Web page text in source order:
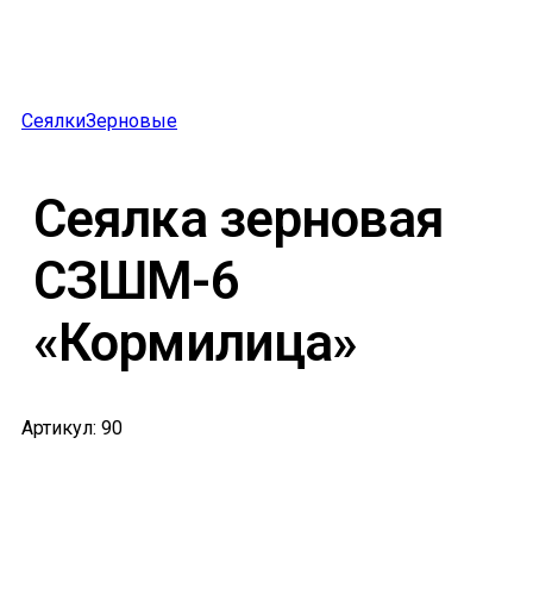
СеялкиЗерновые
Сеялка зерновая
СЗШМ-6
«Кормилица»
Артикул: 90